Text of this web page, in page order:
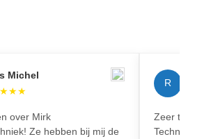
Michel
★★★
over Mirk
Ze hebben bij mij de
R
Zeer
Techniek!